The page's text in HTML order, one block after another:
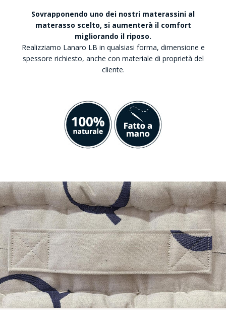
Sovrapponendo uno dei nostri materassini al
materasso scelto, si aumenterà il comfort
migliorando il riposo.
Realizziamo Lanaro LB in qualsiasi forma, dimensione e
spessore richiesto, anche con materiale di proprietà del
cliente.